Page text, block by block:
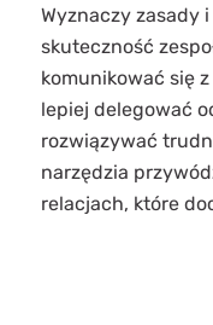
Wyznaczy zasady
skuteczność
komunikować się
lepiej delegować
rozwiązywać
narzędzia
relacjach, które